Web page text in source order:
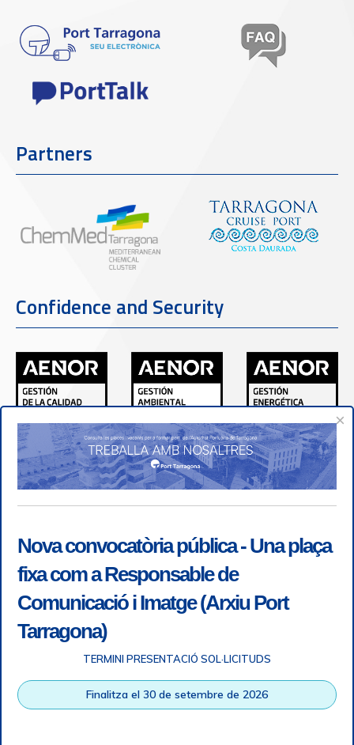
Partners
Confidence and Security
Accessibility Legal note | + info RGPD |Information of
×
Nova convocatòria pública - Una plaça
fixa com a Responsable de
Comunicació i Imatge (Arxiu Port
Tarragona)
TERMINI PRESENTACIÓ SOL·LICITUDS
Finalitza el 30 de setembre de 2026